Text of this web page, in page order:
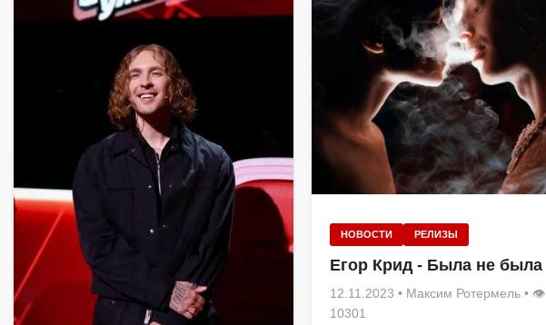
НОВОСТИ РЕЛИЗЫ
Егор Крид - Была не была
12.11.2023 • Максим Ротермель • 👁
10301